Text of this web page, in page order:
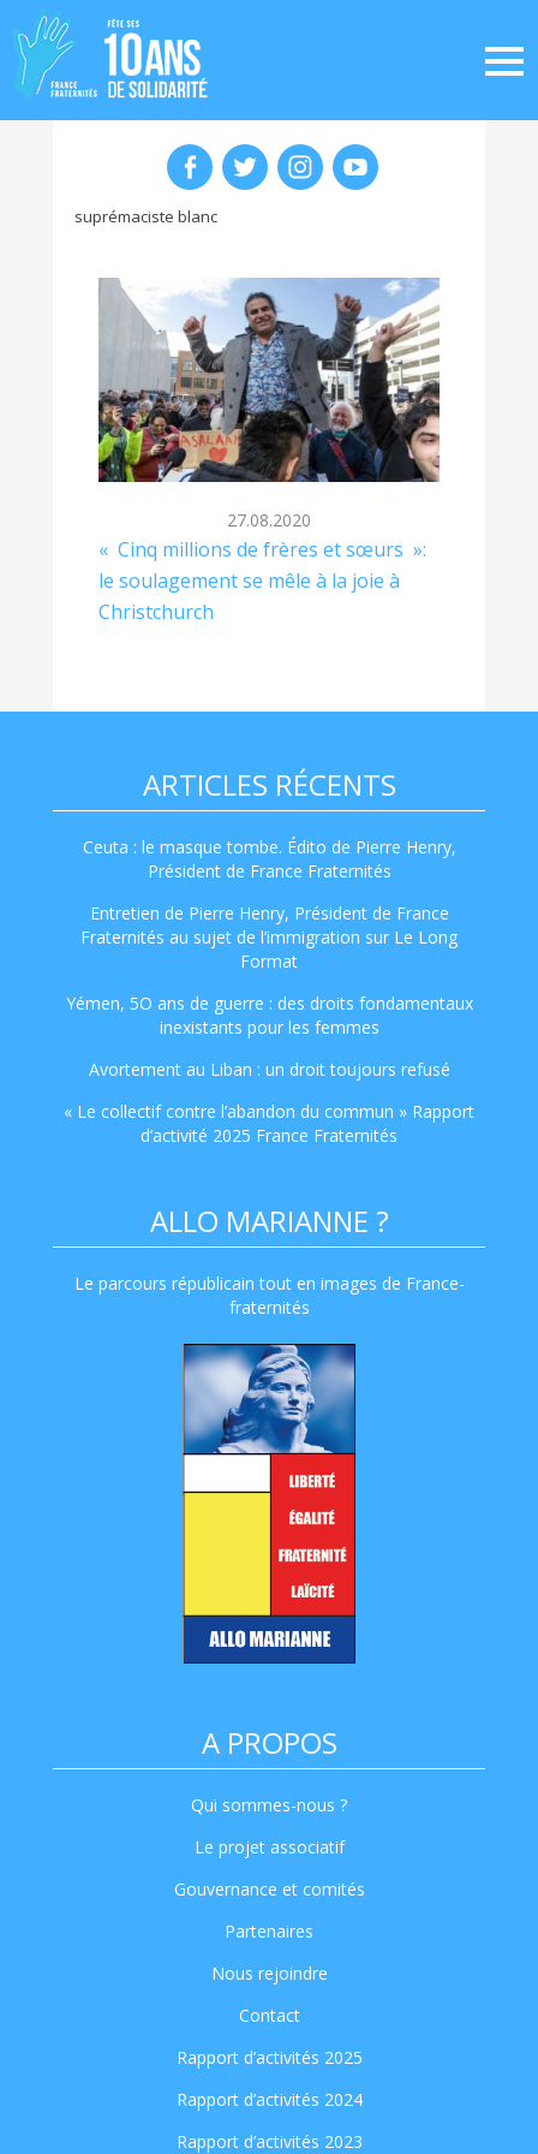
suprémaciste blanc
27.08.2020
« Cinq millions de frères et sœurs »:
le soulagement se mêle à la joie à
Christchurch
ARTICLES RÉCENTS
Ceuta : le masque tombe. Édito de Pierre Henry,
Président de France Fraternités
Entretien de Pierre Henry, Président de France
Fraternités au sujet de l’immigration sur Le Long
Format
Yémen, 5O ans de guerre : des droits fondamentaux
inexistants pour les femmes
Avortement au Liban : un droit toujours refusé
« Le collectif contre l’abandon du commun » Rapport
d’activité 2025 France Fraternités
ALLO MARIANNE ?
Le parcours républicain tout en images de France-
fraternités
A PROPOS
Qui sommes-nous ?
Le projet associatif
Gouvernance et comités
Partenaires
Nous rejoindre
Contact
Rapport d’activités 2025
Rapport d’activités 2024
Rapport d’activités 2023